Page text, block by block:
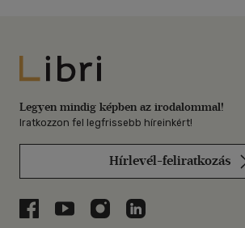
Libri
Legyen mindig képben az irodalommal!
Iratkozzon fel legfrissebb híreinkért!
Hírlevél-feliratkozás
Libri a Facebookon
Libri a Youtube-on
Libri az Instagramon
Libri a LinkedInen